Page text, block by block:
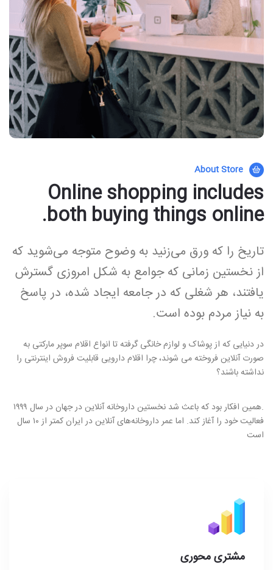
About Store
Online shopping includes
both buying things online.
تاریخ را که ورق می‌زنید به وضوح متوجه می‌شوید که
از نخستین زمانی که جوامع به شکل امروزی گسترش
یافتند، هر شغلی که در جامعه ایجاد شده، در پاسخ
به نیاز مردم بوده است.
در دنیایی که از پوشاک و لوازم خانگی گرفته تا انواع اقلام سوپر مارکتی به
صورت آنلاین فروخته می شوند، چرا اقلام دارویی قابلیت فروش اینترنتی را
نداشته باشند؟
.همین افکار بود که باعث شد نخستین داروخانه آنلاین در جهان در سال ۱۹۹۹
فعالیت خود را آغاز کند. اما عمر داروخانه‌های آنلاین در ایران کمتر از ۱۰ سال
است
مشتری محوری